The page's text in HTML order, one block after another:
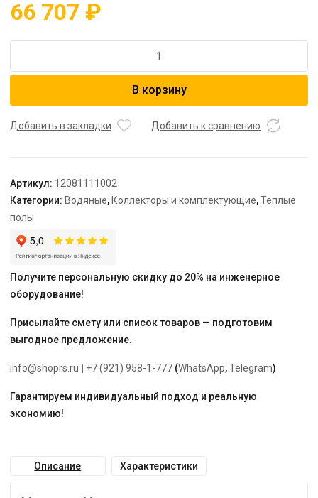
66 707 ₽
Коллектор,
D
нержавеющая
сталь
"Rehau"
В корзину
Добавить в закладки Добавить к сравнению
Артикул: 12081111002
Категории: Водяные, Коллекторы и комплектующие,Теплые
полы
Получите персональную скидку до 20% на инженерное
оборудование!
Присылайте смету или список товаров — подготовим
выгодное предложение.
info@shoprs.ru +7 (921) 958-1-777 (WhatsApp,Telegram)
Гарантируем индивидуальный подход и реальную
экономию!
Описание Характеристики